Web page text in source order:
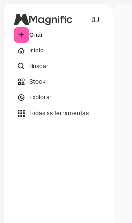
Criar
Início
Buscar
Stock
Explorar
Todas as ferramentas